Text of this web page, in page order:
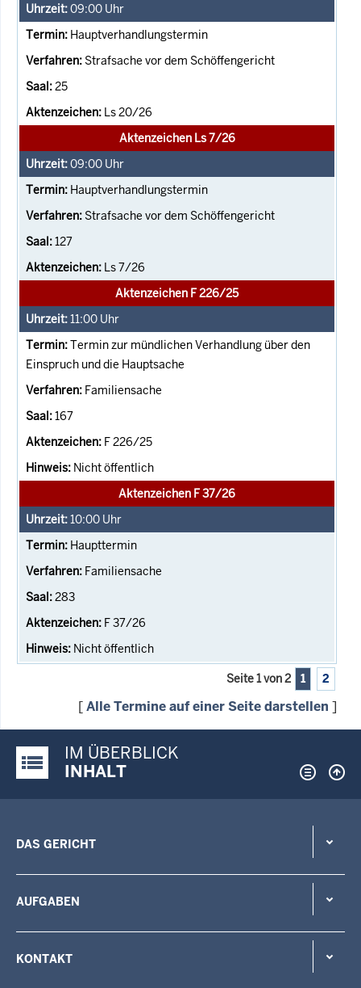
09:00 Uhr
Hauptverhandlungstermin
Strafsache vor dem Schöffengericht
25
Ls 20/26
Aktenzeichen Ls 7/26
09:00 Uhr
Hauptverhandlungstermin
Strafsache vor dem Schöffengericht
127
Ls 7/26
Aktenzeichen F 226/25
11:00 Uhr
Termin zur mündlichen Verhandlung über den
Einspruch und die Hauptsache
Familiensache
167
F 226/25
Nicht öffentlich
Aktenzeichen F 37/26
10:00 Uhr
Haupttermin
Familiensache
283
F 37/26
Nicht öffentlich
Seite 1 von 2 1 2
[Alle Termine auf einer Seite darstellen ]
Justiz-Portal im Überblick:
IM ÜBERBLICK
INHALT
DAS GERICHT
AUFGABEN
KONTAKT